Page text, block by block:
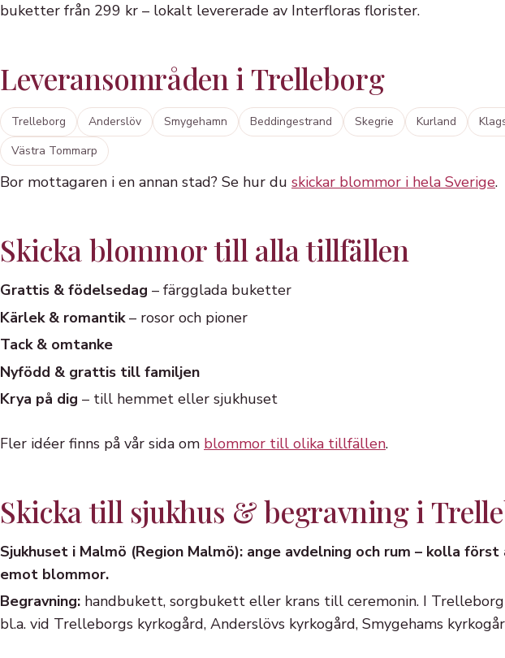
buketter från 299 kr – lokalt levererade av Interfloras florister.
Leveransområden i Trelleborg
Trelleborg Anderslöv Smygehamn Beddingestrand Skegrie Kurland
Västra Tommarp
Bor mottagaren i en annan stad? Se hur du skickar blommor i hela Sverige.
Skicka blommor till alla tillfällen
Grattis & födelsedag – färgglada buketter
Kärlek & romantik– rosor och pioner
Tack & omtanke
Nyfödd & grattis till familjen
Krya på dig – till hemmet eller sjukhuset
Fler idéer finns på vår sida om blommor till olika tillfällen.
Skicka till sjukhus & begravning i
Sjukhuset i Malmö (Region Malmö): ange avdelning och rum – kolla
emot blommor.
Begravning: handbukett, sorgbukett eller krans till ceremonin. I
bl.a. vid Trelleborgs kyrkogård, Anderslövs kyrkogård, Smygehams